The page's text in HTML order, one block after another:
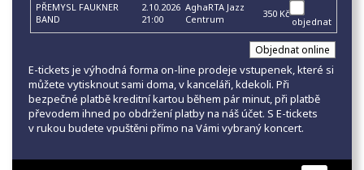
PŘEMYSL FAUKNER
BAND
2.10.2026
21:00
AghaRTA Jazz
Centrum
350 Kč
objednat
E-tickets je výhodná forma on-line prodeje vstupenek, které si
můžete vytisknout sami doma, v kanceláři, kdekoli. Při
bezpečné platbě kreditní kartou během pár minut, při platbě
převodem ihned po obdržení platby na náš účet. S E-tickets
v rukou budete vpuštěni přímo na Vámi vybraný koncert.